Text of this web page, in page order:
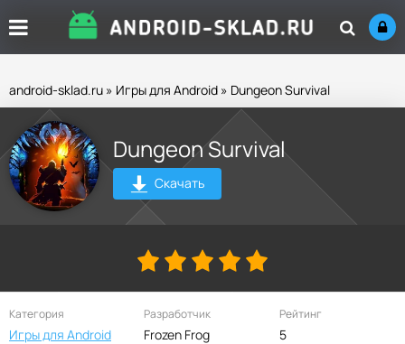
android-sklad.ru » Игры для Android » Dungeon Survival
Dungeon Survival
Скачать
Категория
Игры для Android
Разработчик
Frozen Frog
Рейтинг
5